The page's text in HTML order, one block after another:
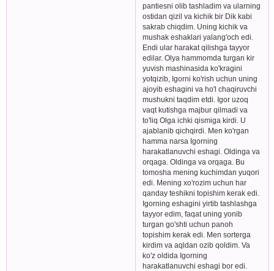
pantiesni olib tashladim va ularning
ostidan qizil va kichik bir Dik kabi
sakrab chiqdim. Uning kichik va
mushak eshaklari yalang'och edi.
Endi ular harakat qilishga tayyor
edilar. Olya hammomda turgan kir
yuvish mashinasida ko'kragini
yotqizib, Igorni ko'rish uchun uning
ajoyib eshagini va ho'l chaqiruvchi
mushukni taqdim etdi. Igor uzoq
vaqt kutishga majbur qilmadi va
to'liq Olga ichki qismiga kirdi. U
ajablanib qichqirdi. Men ko'rgan
hamma narsa Igorning
harakatlanuvchi eshagi. Oldinga va
orqaga. Oldinga va orqaga. Bu
tomosha mening kuchimdan yuqori
edi. Mening xo'rozim uchun har
qanday teshikni topishim kerak edi.
Igorning eshagini yirtib tashlashga
tayyor edim, faqat uning yonib
turgan go'shti uchun panoh
topishim kerak edi. Men sorterga
kirdim va aqldan ozib qoldim. Va
ko'z oldida Igorning
harakatlanuvchi eshagi bor edi.